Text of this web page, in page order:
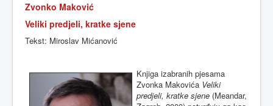
Zvonko Maković
Veliki predjeli, kratke sjene
Tekst: Miroslav Mićanović
Knjiga izabranih pjesama
Zvonka Makovića Veliki
predjeli, kratke sjene (Meandar,